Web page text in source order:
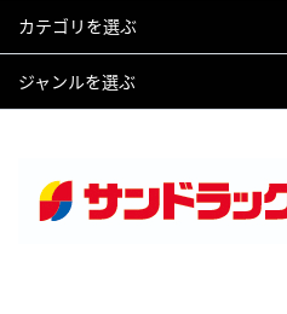
カテゴリを選ぶ
ジャンルを選ぶ